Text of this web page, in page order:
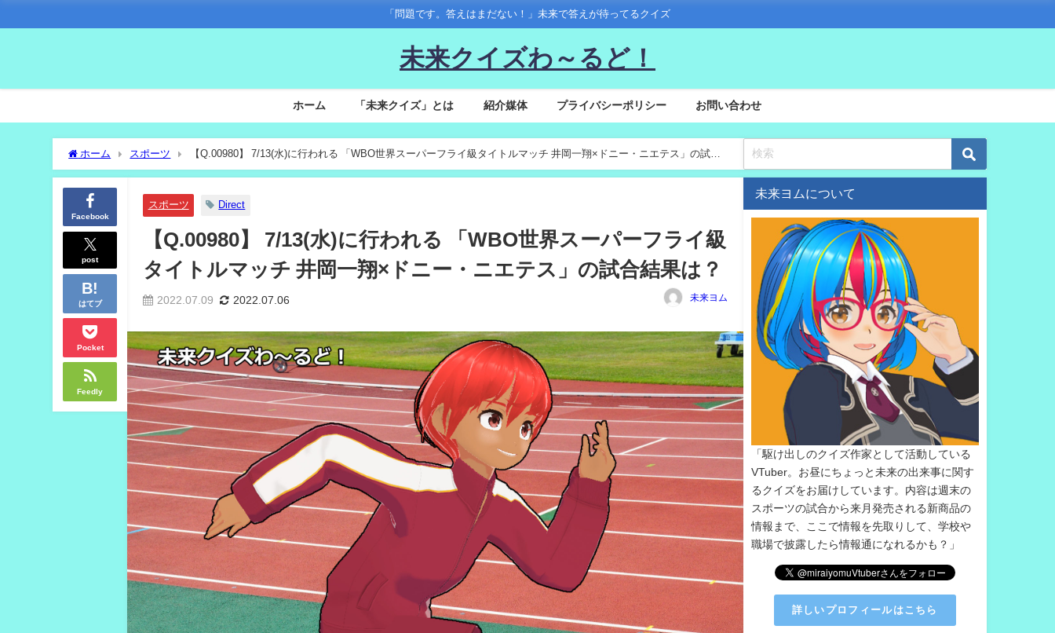
「問題です。答えはまだない！」未来で答えが待ってるクイズ
未来クイズわ～るど！
ホーム 「未来クイズ」とは 紹介媒体 プライバシーポリシー お問い合わせ
ホーム スポーツ
【Q.00980】 7/13(水)に行われる 「WBO世界スーパーフライ級タイトルマッチ 井岡一翔×ドニー・ニエテス」の試合
結果は？
Facebook
post
はてブ
Pocket
Feedly
スポーツ Direct
【Q.00980】 7/13(水)に行われる 「WBO世界スーパーフライ級
タイトルマッチ 井岡一翔×ドニー・ニエテス」の試合結果は？
2022.07.09 2022.07.06 未来ヨム
未来ヨムについて
「駆け出しのクイズ作家として活動している
VTuber。お昼にちょっと未来の出来事に関す
るクイズをお届けしています。内容は週末の
スポーツの試合から来月発売される新商品の
情報まで、ここで情報を先取りして、学校や
職場で披露したら情報通になれるかも？」
詳しいプロフィールはこちら